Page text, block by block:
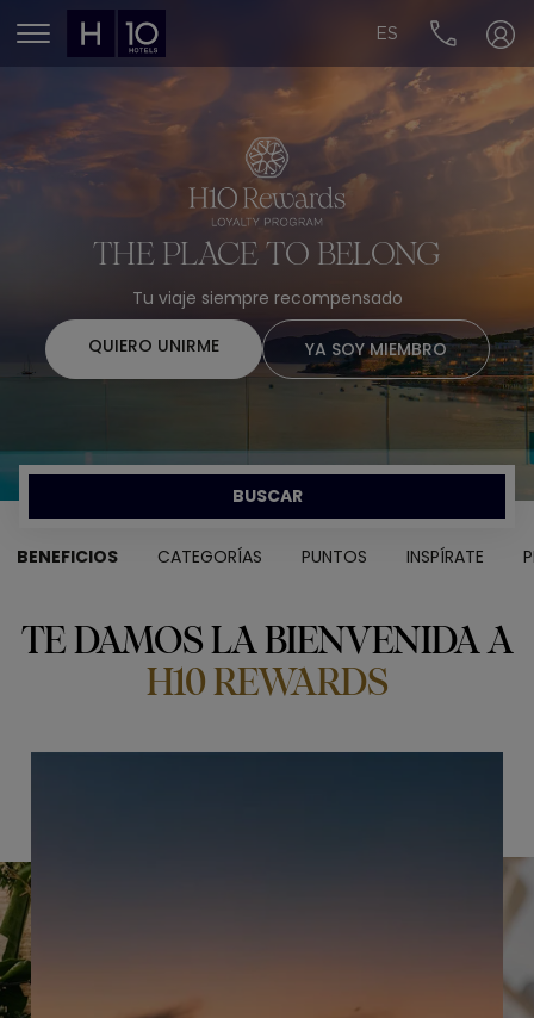
MENÚ
ES
THE PLACE TO BELONG
Tu viaje siempre recompensado
QUIERO UNIRME
YA SOY MIEMBRO
BUSCAR
BENEFICIOS CATEGORÍAS PUNTOS INSPÍRATE
TE DAMOS LA BIENVENIDA A
H10 REWARDS